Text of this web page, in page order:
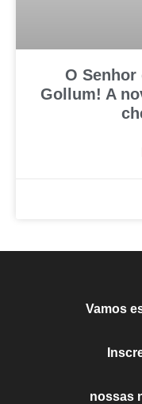
O Senhor
Gollum! A
Vamos
nossas